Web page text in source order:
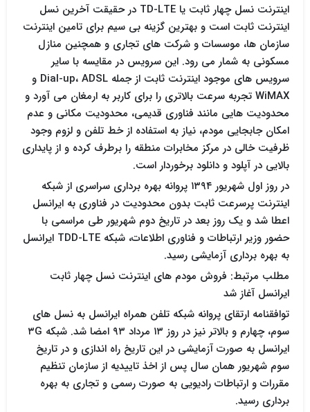
اینترنت نسل چهار ثابت یا TD-LTE در حقیقت آخرین نسل
اینترنت ثابت است و بهترین گزینه بی سیم برای تامین اینترنت
سازمان ها، موسسات و شرکت های تجاری و همچنین منازل
مسکونی به شمار می رود. این سرویس در مقایسه با سایر
سرویس های موجود اینترنت ثابت از جمله Dial-up، ADSL و
WiMAX تجربه سرعت بالاتری را برای کاربر به ارمغان می آورد و
محدودیت هایی مانند فناوری قدیمی، محدودیت مکانی و عدم
امکان جابجایی مودم، نیاز به استفاده از خط تلفن و لزوم وجود
ظرفیت خالی در مرکز مخابرات منطقه را برطرف کرده و از پایداری
بالایی در آپلود و دانلود برخوردار است.
در روز اول شهریور ۱۳۹۴ پروانه بهره برداری سراسری از شبکه
اینترنت پرسرعت ثابت بدون محدودیت در فناوری به ایرانسل
اعطا شد و یک روز بعد در تاریخ دوم شهریور طی مراسمی با
حضور وزیر ارتباطات و فناوری اطلاعات، شبکه TDD-LTE ایرانسل
به بهره برداری آزمایشی رسید.
مطلب مرتبط: فروش مودم های اینترنت نسل چهار ثابت
ایرانسل آغاز شد
توافقنامه ارتقای پروانه شبکه تلفن همراه ایرانسل به نسل های
سوم، چهارم و بالاتر نیز در روز ۱۳ مرداد ۹۳ امضا شد. شبکه ۳G
ایرانسل به صورت آزمایشی در این تاریخ راه اندازی و در تاریخ
سوم شهریور همان سال پس از اخذ تاییدیه از سازمان تنظیم
مقررات و ارتباطات رادیویی به صورت رسمی و تجاری به بهره
برداری رسید.